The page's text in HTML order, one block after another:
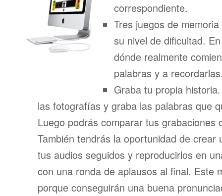
correspondiente.
Tres juegos de
su nivel de dificultad.
dónde realmente
palabras y a
Graba tu propia
las fotografías y graba las palabras que
Luego podrás comparar tus grabaciones
También tendrás la oportunidad de crear
tus audios seguidos y reproducirlos en
con una ronda de aplausos al final. Este
porque conseguirán una buena